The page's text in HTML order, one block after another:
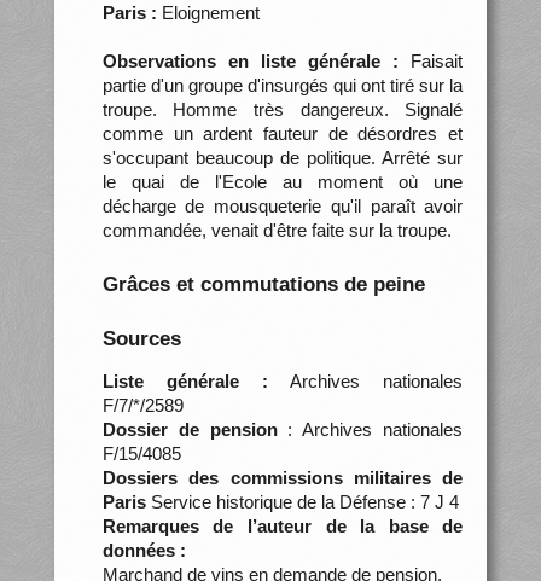
Paris : Eloignement
Observations en liste générale : Faisait
partie d'un groupe d'insurgés qui ont tiré sur la
troupe. Homme très dangereux. Signalé
comme un ardent fauteur de désordres et
s'occupant beaucoup de politique. Arrêté sur
le quai de l'Ecole au moment où une
décharge de mousqueterie qu'il paraît avoir
commandée, venait d'être faite sur la troupe.
Grâces et commutations de peine
Sources
Liste générale : Archives nationales
F/7/*/2589
Dossier de pension: Archives nationales
F/15/4085
Dossiers des commissions militaires de
ParisService historique de la Défense : 7 J 4
Remarques de l’auteur de la base de
données :
Marchand de vins en demande de pension.